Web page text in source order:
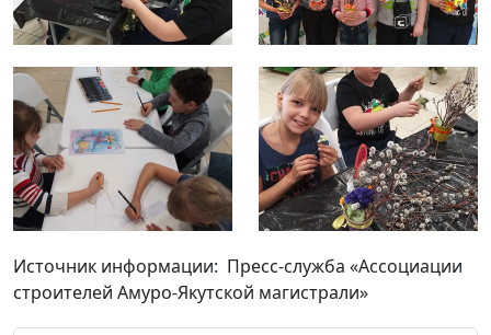
Источник информации: Пресс-служба «Ассоциации
строителей Амуро-Якутской магистрали»